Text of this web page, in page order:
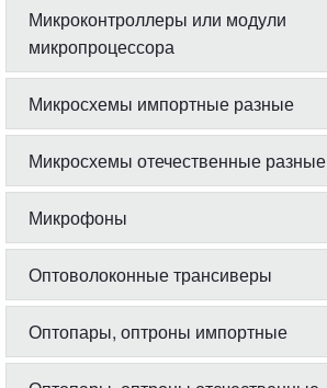
Микроконтроллеры или модули
микропроцессора
Микросхемы импортные разные
Микросхемы отечественные разные
Микрофоны
Оптоволоконные трансиверы
Оптопары, оптроны импортные